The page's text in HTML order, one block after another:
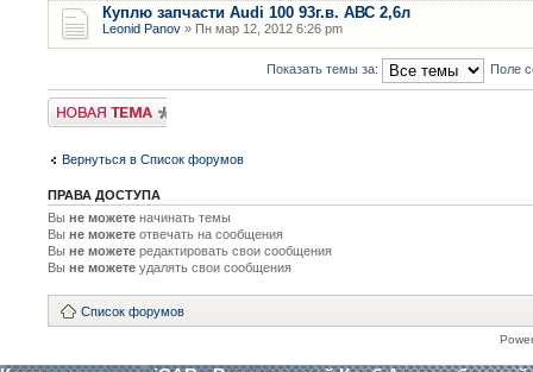
Куплю запчасти Audi 100 93г.в. АВС 2,6л
Leonid Panov » Пн мар 12, 2012 6:26 pm
Показать темы за: Поле
Новая тема
Вернуться в Список форумов
ПРАВА ДОСТУПА
Вы не можете начинать темы
Вы не можете отвечать на сообщения
Вы не можете редактировать свои сообщения
Вы не можете удалять свои сообщения
Список форумов